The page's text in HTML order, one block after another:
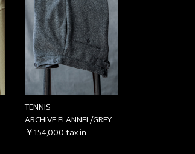
TENNIS
ARCHIVE FLANNEL/GREY
￥154,000tax in